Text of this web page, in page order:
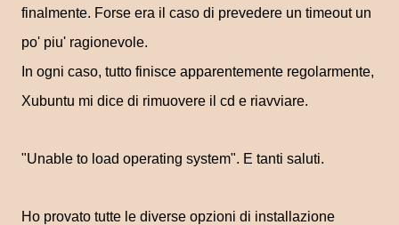
finalmente. Forse era il caso di prevedere un timeout un
po' piu' ragionevole.
In ogni caso, tutto finisce apparentemente regolarmente,
Xubuntu mi dice di rimuovere il cd e riavviare.
"Unable to load operating system". E tanti saluti.
Ho provato tutte le diverse opzioni di installazione